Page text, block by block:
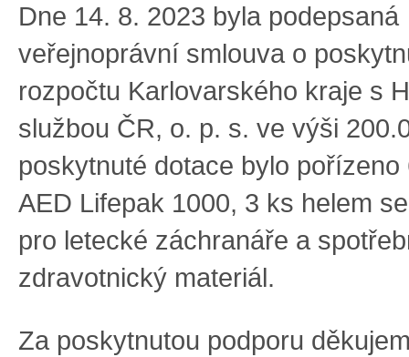
Dne 14. 8. 2023 byla podepsaná
veřejnoprávní smlouva o
rozpočtu Karlovarského kraje s
službou ČR, o. p. s. ve výši
poskytnuté dotace bylo
AED Lifepak 1000, 3 ks helem
pro letecké záchranáře a
zdravotnický materiál.
Za poskytnutou podporu